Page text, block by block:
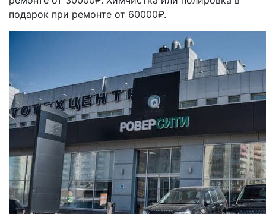
подарок при ремонте от 60000₽.